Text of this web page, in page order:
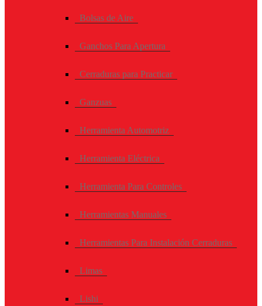
Bolsas de Aire
Ganchos Para Apertura
Cerraduras para Practicar
Ganzuas
Herramienta Automotriz
Herramienta Eléctrica
Herramienta Para Controles
Herramientas Manuales
Herramientas Para Instalación Cerraduras
Limas
Lishi